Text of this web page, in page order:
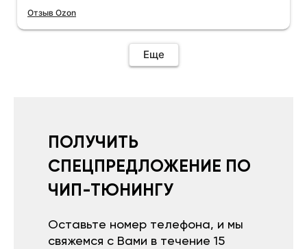
Отзыв Ozon
Еще
ПОЛУЧИТЬ
СПЕЦПРЕДЛОЖЕНИЕ ПО
ЧИП-ТЮНИНГУ
Оставьте номер телефона, и мы
свяжемся с Вами в течение 15